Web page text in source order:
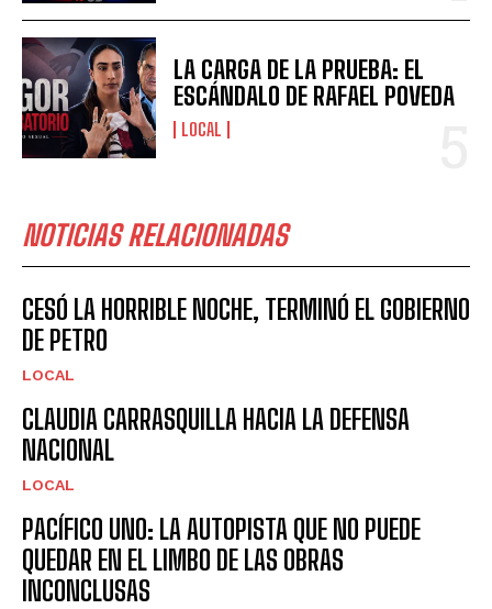
LA CARGA DE LA PRUEBA: EL
ESCÁNDALO DE RAFAEL POVEDA
LOCAL
NOTICIAS RELACIONADAS
CESÓ LA HORRIBLE NOCHE, TERMINÓ EL GOBIERNO
DE PETRO
LOCAL
CLAUDIA CARRASQUILLA HACIA LA DEFENSA
NACIONAL
LOCAL
PACÍFICO UNO: LA AUTOPISTA QUE NO PUEDE
QUEDAR EN EL LIMBO DE LAS OBRAS
INCONCLUSAS